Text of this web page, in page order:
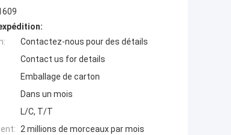
Contactez-nous pour des détails
Contact us for details
Emballage de carton
Dans un mois
L/C, T/T
2 millions de morceaux par mois